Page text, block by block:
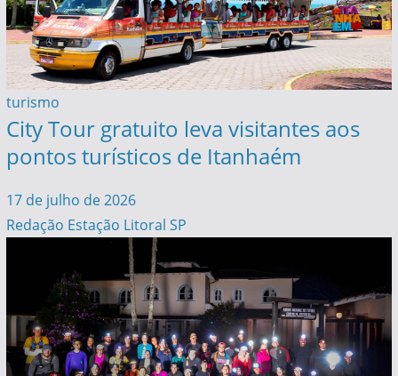
turismo
City Tour gratuito leva visitantes aos
pontos turísticos de Itanhaém
17 de julho de 2026
Redação Estação Litoral SP